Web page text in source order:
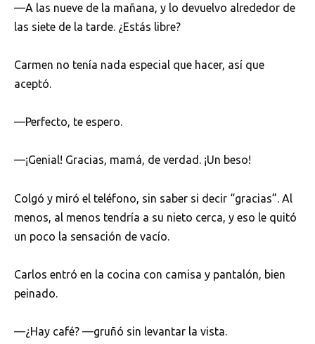
—A las nueve de la mañana, y lo devuelvo alrededor de
las siete de la tarde. ¿Estás libre?
Carmen no tenía nada especial que hacer, así que
aceptó.
—Perfecto, te espero.
—¡Genial! Gracias, mamá, de verdad. ¡Un beso!
Colgó y miró el teléfono, sin saber si decir “gracias”. Al
menos, al menos tendría a su nieto cerca, y eso le quitó
un poco la sensación de vacío.
Carlos entró en la cocina con camisa y pantalón, bien
peinado.
—¿Hay café? —gruñó sin levantar la vista.